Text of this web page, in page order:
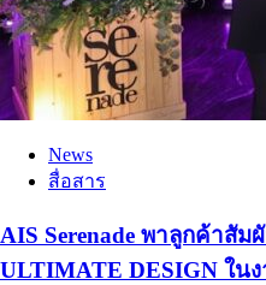
News
สื่อสาร
AIS Serenade พาลูกค้าสัม
ULTIMATE DESIGN ในง